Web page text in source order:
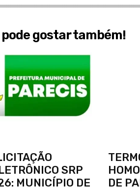
pode gostar também!
SRP
MUNICÍPIO DE
DE